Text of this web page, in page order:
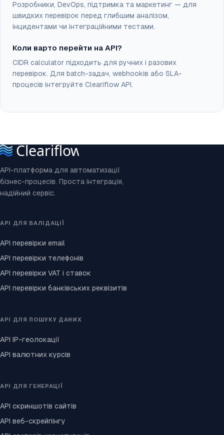
Розробники, DevOps, підтримка та маркетинг — для
швидких перевірок перед глибшим аналізом,
інцидентами чи інтеграційними тестами.
Коли варто перейти на API?
CIDR calculator підходить для ручних і разових
перевірок. Для batch-задач, webhookів або SLA-
процесів інтегруйте Cleariflow API.
API-платформа для автоматизації
бізнес-процесів. Проста інтеграція,
надійний сервіс.
API ДЛЯ ВАЛІДАЦІЇ
API перевірки email
API перевірки телефонів
API перевірки VAT і ставок
API перевірки банківських реквізитів
API ДЛЯ ПОШУКУ ДАНИХ
API IP-геолокації
API валютних курсів
API ДЛЯ ГЕНЕРАЦІЇ
API скриншотів сайтів
API веб-скрейпінгу